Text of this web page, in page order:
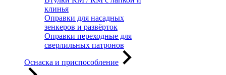
клинья
Оправки для насадных
зенкеров и развёрток
Оправки переходные для
сверлильных патронов
Оснаска и приспособление